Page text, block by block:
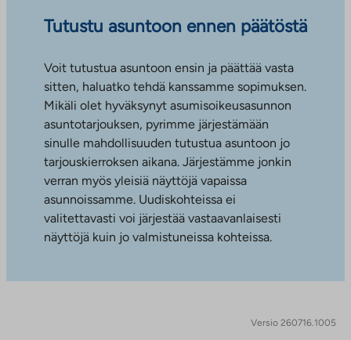
Tutustu asuntoon ennen päätöstä
Voit tutustua asuntoon ensin ja päättää vasta
sitten, haluatko tehdä kanssamme sopimuksen.
Mikäli olet hyväksynyt asumisoikeusasunnon
asuntotarjouksen, pyrimme järjestämään
sinulle mahdollisuuden tutustua asuntoon jo
tarjouskierroksen aikana. Järjestämme jonkin
verran myös yleisiä näyttöjä vapaissa
asunnoissamme. Uudiskohteissa ei
valitettavasti voi järjestää vastaavanlaisesti
näyttöjä kuin jo valmistuneissa kohteissa.
Versio 260716.1005